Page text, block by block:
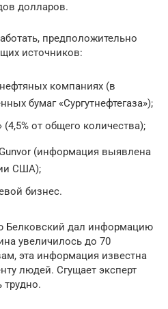
долларов.
предположительно
источников:
компаниях (в
бумаг «Сургутнефтегаза»);
от общего количества);
(информация выявлена
США);
бизнес.
Белковский дал информацию
увеличилось до 70
эта информация известна
людей. Сгущает эксперт
трудно.